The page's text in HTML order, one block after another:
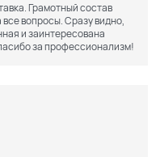
Грамотный состав
вопросы. Сразу видно,
и заинтересована
за профессионализм!